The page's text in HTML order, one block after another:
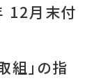
12月末付
組」の指